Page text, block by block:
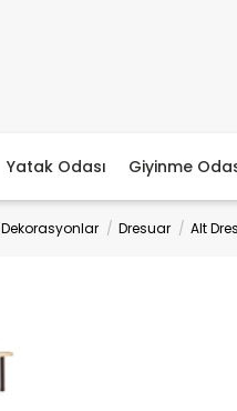
Yatak Odası Giyinme
Dekorasyonlar Dresuar Alt